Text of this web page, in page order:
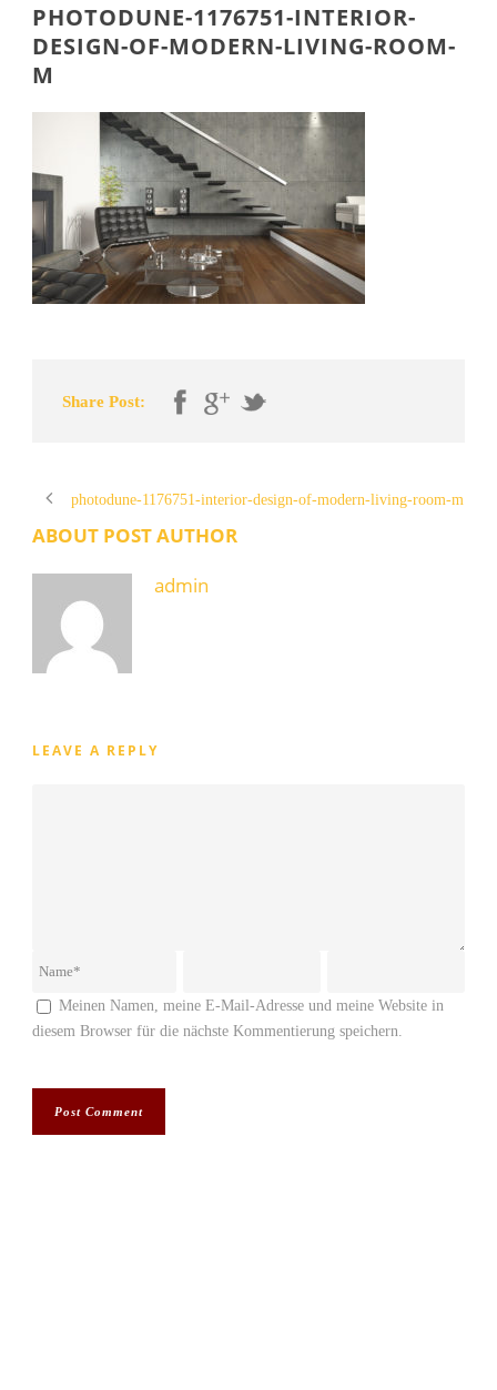
PHOTODUNE-1176751-INTERIOR-
DESIGN-OF-MODERN-LIVING-ROOM-
M
Share Post:
photodune-1176751-interior-design-of-modern-living-room-m
ABOUT POST AUTHOR
admin
LEAVE A REPLY
Meinen Namen, meine E-Mail-Adresse und meine Website in
diesem Browser für die nächste Kommentierung speichern.